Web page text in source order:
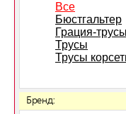
Все
Бюстгальтер
Грация-трусы
Трусы
Трусы
Бренд: